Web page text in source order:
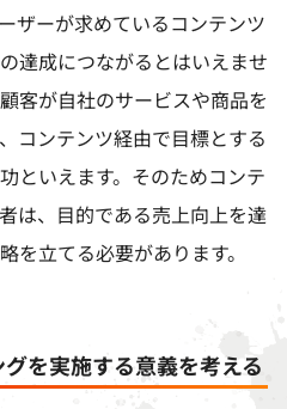
ザーが求めているコンテンツ
達成につながるとはいえませ
客が自社のサービスや商品を
コンテンツ経由で目標とする
といえます。そのためコンテ
は、目的である売上向上を達
を立てる必要があります。
を実施する意義を考える